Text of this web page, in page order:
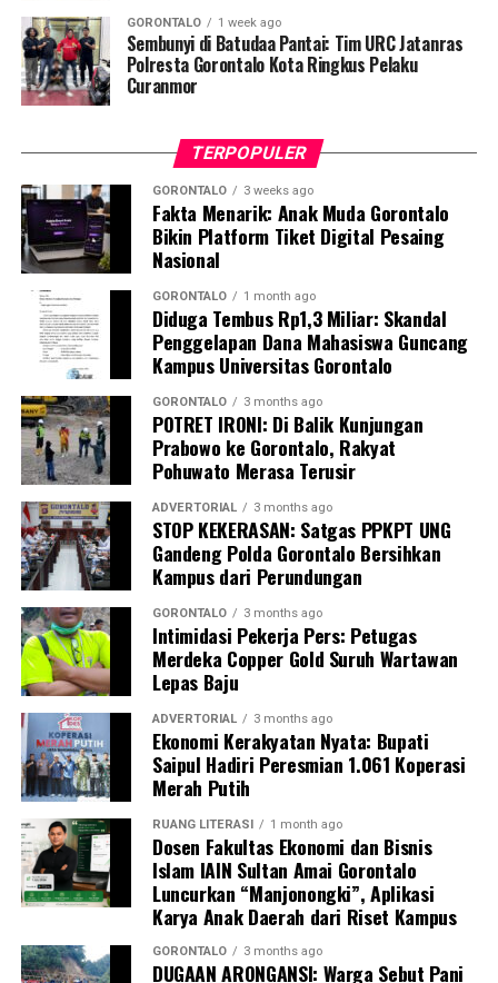
“Sesuai perintah harian Bapak Wali Kota, razia
penegakan disiplin ini akan kami gelar secara rutin dan
acak. Setiap pegawai, baik ASN maupun PPPK, yang
kedapatan berkeliaran di luar instansi saat jam kerja
tanpa melampirkan surat izin tertulis, akan langsung
kami amankan dan tertibkan ke Mako Satpol PP Kota
Gorontalo,” tegas Marwan Saleh.
Marwan berharap, shock therapy melalui razia berkala
ini mampu menumbuhkan kesadaran kolektif para
aparatur agar menghormati regulasi jam kerja, serta
tidak meninggalkan kewajiban pelayanan publik demi
kepentingan pribadi.
Terkait mekanisme penindakan, Marwan menjelaskan
bahwa para oknum yang terjaring razia tidak langsung
dijatuhi sanksi disiplin berat. Mereka terlebih dahulu
digiring ke posko untuk menjalani proses administrasi
yustisial, meliputi pembuatan Berita Acara Pemeriksaan
(BAP) lisan serta penandatanganan surat pernyataan
bermeterai untuk tidak mengulangi perbuatan tersebut.
Sebagai langkah lanjutan, draf data klinis identitas para
pegawai yang terjaring akan segera diteruskan secara
resmi ke instansi atau Organisasi Perangkat Daerah
(OPD) asal mereka sebagai bahan evaluasi dan
pembinaan internal oleh kepala dinas.
“Seluruh hasil pendataan orisinal ini akan kami kirimkan
ke instansi masing-masing hari ini juga. Selain itu, draf
laporan ini kami tembuskan langsung kepada Bapak Wali
Kota Gorontalo melalui Sekretaris Daerah sebagai
bentuk pertanggungjawaban konkret hasil razia,”
pungkas Marwan.
Melalui skema pengawasan berlapis dan berkala ini,
Pemerintah Kota Gorontalo memproyeksikan adanya
grafik kenaikan tingkat kedisiplinan aparatur. Dengan
GORONTALO 1 week ago
Sembunyi di Batudaa Pantai: Tim URC Jatanras
Polresta Gorontalo Kota Ringkus Pelaku
Curanmor
TERPOPULER
GORONTALO 3 weeks ago
Fakta Menarik: Anak Muda Gorontalo
Bikin Platform Tiket Digital Pesaing
Nasional
GORONTALO 1 month ago
Diduga Tembus Rp1,3 Miliar: Skandal
Penggelapan Dana Mahasiswa Guncang
Kampus Universitas Gorontalo
GORONTALO 3 months ago
POTRET IRONI: Di Balik Kunjungan
Prabowo ke Gorontalo, Rakyat
Pohuwato Merasa Terusir
ADVERTORIAL 3 months ago
STOP KEKERASAN: Satgas PPKPT UNG
Gandeng Polda Gorontalo Bersihkan
Kampus dari Perundungan
GORONTALO 3 months ago
Intimidasi Pekerja Pers: Petugas
Merdeka Copper Gold Suruh Wartawan
Lepas Baju
ADVERTORIAL 3 months ago
Ekonomi Kerakyatan Nyata: Bupati
Saipul Hadiri Peresmian 1.061 Koperasi
Merah Putih
RUANG LITERASI 1 month ago
Dosen Fakultas Ekonomi dan Bisnis
Islam IAIN Sultan Amai Gorontalo
Luncurkan “Manjonongki”, Aplikasi
Karya Anak Daerah dari Riset Kampus
GORONTALO 3 months ago
DUGAAN ARONGANSI: Warga Sebut Pani